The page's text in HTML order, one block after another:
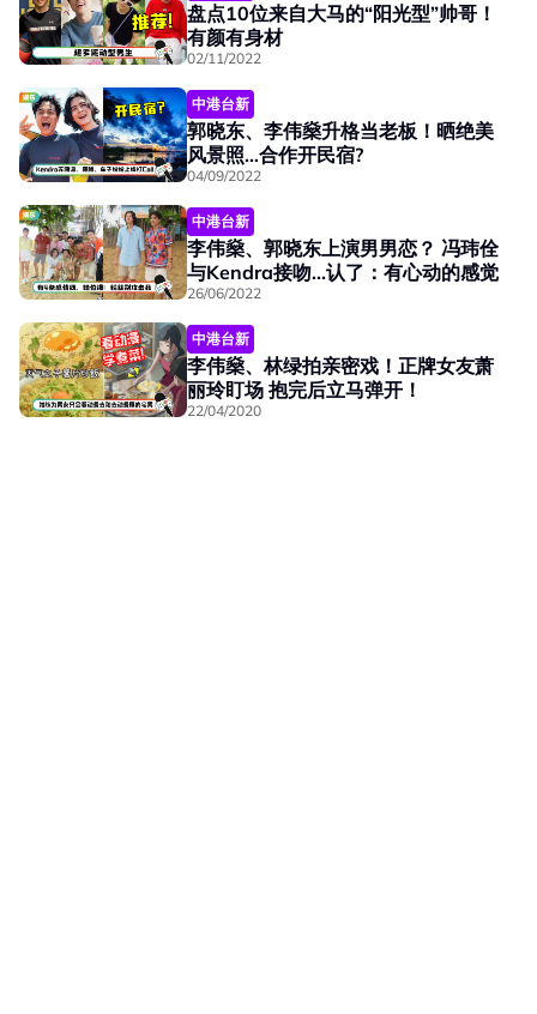
盘点10位来自大马的“阳光型”帅哥！
有颜有身材
02/11/2022
中港台新
郭晓东、李伟燊升格当老板！晒绝美
风景照…合作开民宿?
04/09/2022
中港台新
李伟燊、郭晓东上演男男恋？ 冯玮佺
与Kendra接吻...认了：有心动的感觉
26/06/2022
中港台新
李伟燊、林绿拍亲密戏！正牌女友萧
丽玲盯场 抱完后立马弹开！
22/04/2020